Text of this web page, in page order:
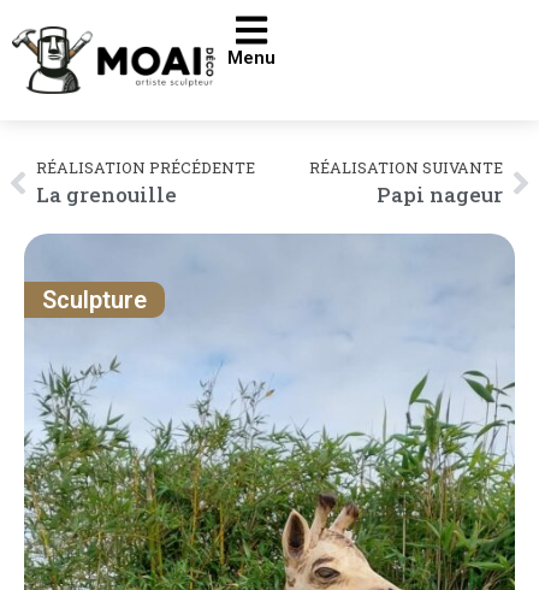
Menu
RÉALISATION PRÉCÉDENTE
La grenouille
RÉALISATION SUIVANTE
Papi nageur
Sculpture